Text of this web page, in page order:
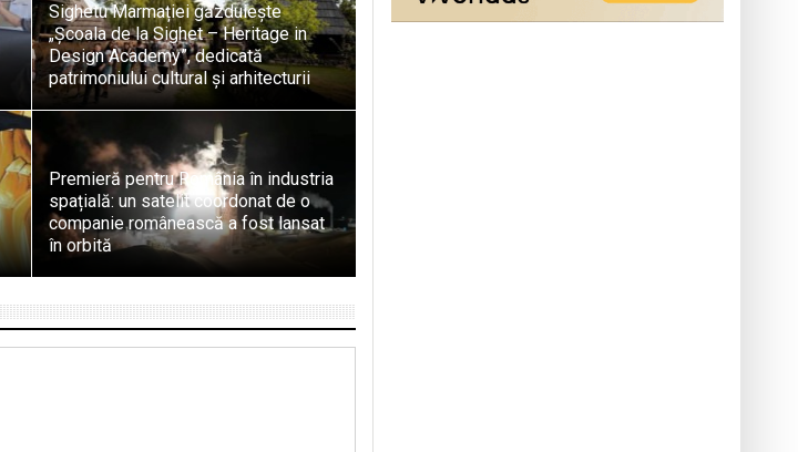
Sighetu Marmației găzduiește
„Școala de la Sighet – Heritage in
Design Academy”, dedicată
patrimoniului cultural și arhitecturii
Premieră pentru România în industria
spațială: un satelit coordonat de o
companie românească a fost lansat
în orbită